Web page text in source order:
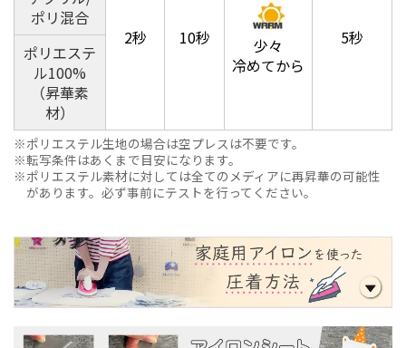
2秒 10秒
少々
冷めてから
5秒
ポリ混合
ポリエステ
ル100%
（昇華素
材）
ポリエステル生地の場合は空プレスは不要です。
転写条件はあくまで目安になります。
ポリエステル素材に対しては全てのメディアに再昇華の可能性
があります。必ず事前にテストを行ってください。